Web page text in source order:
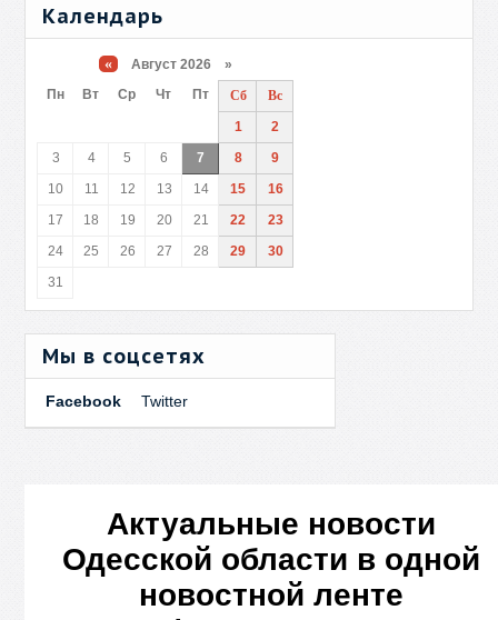
Календарь
« Август 2026 »
Пн
Вт Ср Чт Пт Сб
Вс
1
2
3
4 5 6 7 8
9
10
11 12 13 14 15
16
17
18 19 20 21 22
23
24
25 26 27 28 29
30
31
Мы в соцсетях
Facebook Twitter
Актуальные новости
Одесской области в одной
новостной ленте